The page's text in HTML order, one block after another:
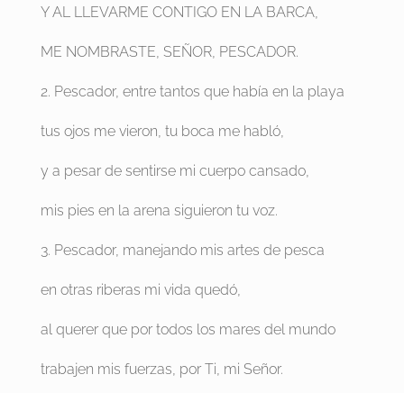
Y AL LLEVARME CONTIGO EN LA BARCA,
ME NOMBRASTE, SEÑOR, PESCADOR.
2. Pescador, entre tantos que había en la playa
tus ojos me vieron, tu boca me habló,
y a pesar de sentirse mi cuerpo cansado,
mis pies en la arena siguieron tu voz.
3. Pescador, manejando mis artes de pesca
en otras riberas mi vida quedó,
al querer que por todos los mares del mundo
trabajen mis fuerzas, por Ti, mi Señor.